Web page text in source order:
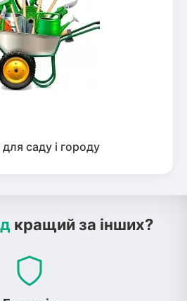
саду і городу
кращий за інших?